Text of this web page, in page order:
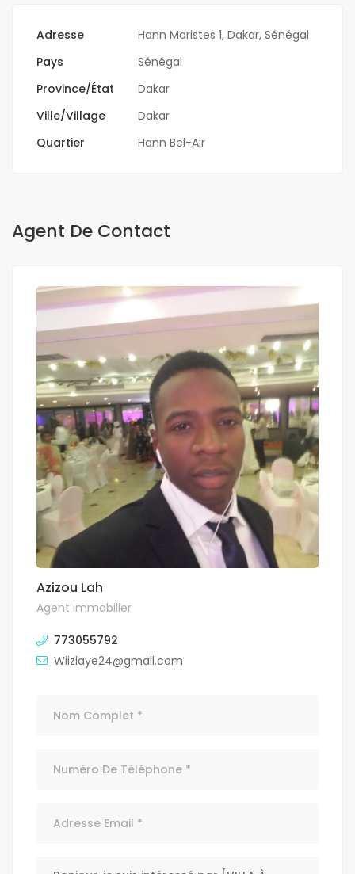
Adresse
Hann Maristes 1, Dakar, Sénégal
Pays
Sénégal
Province/État
Dakar
Ville/Village
Dakar
Quartier
Hann Bel-Air
Agent De Contact
Azizou Lah
Agent Immobilier
773055792
Wiizlaye24@gmail.com